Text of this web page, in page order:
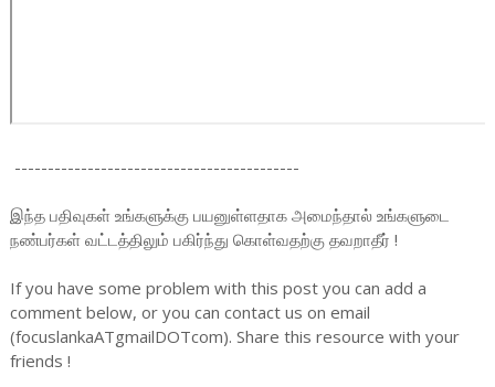
-------------------------------------------
இந்த பதிவுகள் உங்களுக்கு பயனுள்ளதாக அமைந்தால் உங்களுடை
நண்பர்கள் வட்டத்திலும் பகிர்ந்து கொள்வதற்கு தவறாதீர் !
If you have some problem with this post you can add a
comment below, or you can contact us on email
(focuslankaATgmailDOTcom). Share this resource with your
friends !